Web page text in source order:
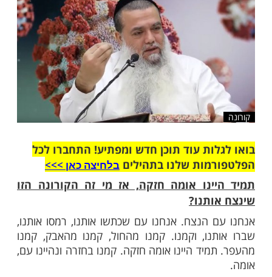
עוד תוכן חדש ומפתיע! התחברו לכל
שלנו בתהילים